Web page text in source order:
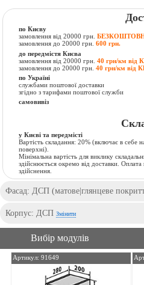
по Києву
замовлення від 20000 грн.
замовлення до 20000 грн.600 грн.
до передмістя Києва
замовлення від 20000 грн.40 грн/км від
замовлення до 20000 грн.40 грн/км від
по Україні
службами поштової доставки
згідно з тарифами поштової служби
самовивіз
у Києві та передмісті
Вартість складання:20% (включає в себе
поверхні).
Мінімальна вартість для виклику
здійснюється окремо від доставки. Оплата
здійснення.
Фасад: ДСП (матове|глянцеве
Корпус: ДСПЗмінити
Вибір модулів
Артикул: 91649